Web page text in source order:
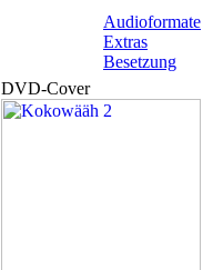
Audioformate
Extras
Besetzung
DVD-Cover